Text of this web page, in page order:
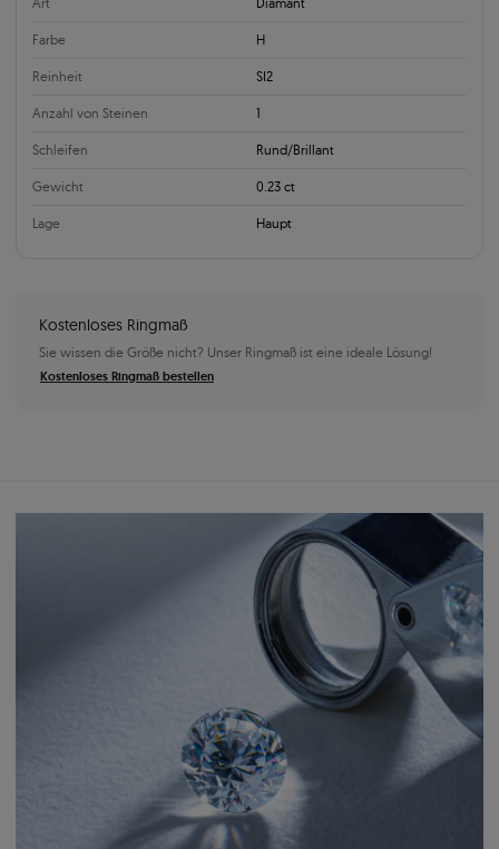
Farbe H
Reinheit SI2
Anzahl von Steinen 1
Schleifen Rund/Brillant
Gewicht 0.23 ct
Lage Haupt
Kostenloses Ringmaß
Sie wissen die Größe nicht? Unser Ringmaß ist eine ideale Lösung!
Kostenloses Ringmaß bestellen